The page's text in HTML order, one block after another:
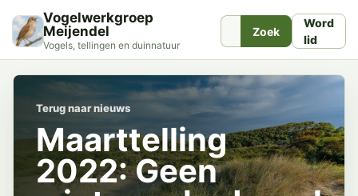
Vogelwerkgroep
Meijendel
Vogels, tellingen en duinnatuur
Zoek
Word
lid
Terug naar nieuws
Maarttelling
2022: Geen